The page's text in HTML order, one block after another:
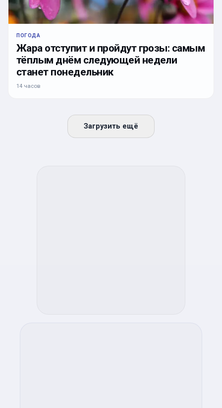
ПОГОДА
Жара отступит и пройдут грозы: самым
тёплым днём следующей недели
станет понедельник
14 часов
Загрузить ещё